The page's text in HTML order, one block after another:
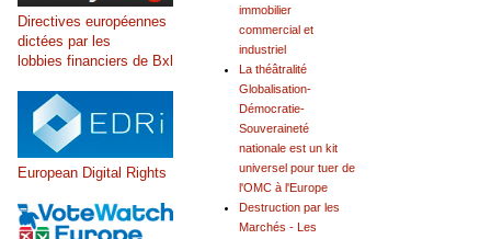
immobilier
commercial et
industriel
La théâtralité
Globalisation-
Démocratie-
Souveraineté
nationale est un kit
universel pour tuer de
l'OMC à l'Europe
Destruction par les
Marchés - Les
Directives européennes
dictées par les
lobbies financiers de Bxl
European Digital Rights